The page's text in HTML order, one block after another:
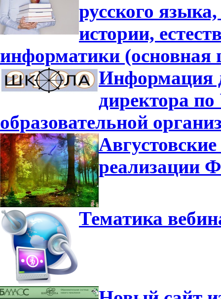
русского
истории,
информатики (основная
Информация
директора
образовательной
реализации
Тематика